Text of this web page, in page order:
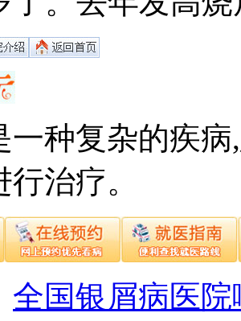
一种复杂的疾
治疗。
全国银屑病医